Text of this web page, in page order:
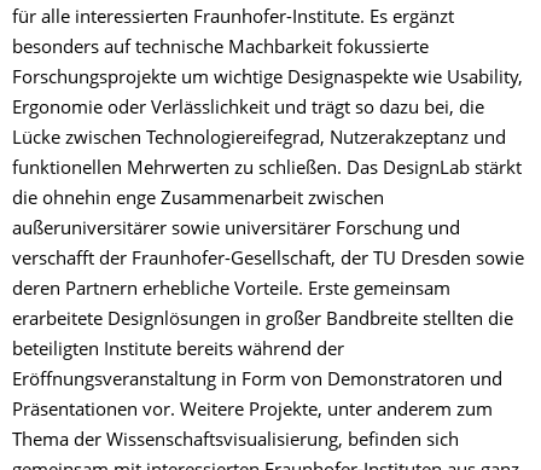
für alle interessierten Fraunhofer-Institute. Es ergänzt
besonders auf technische Machbarkeit fokussierte
Forschungsprojekte um wichtige Designaspekte wie Usability,
Ergonomie oder Verlässlichkeit und trägt so dazu bei, die
Lücke zwischen Technologiereifegrad, Nutzerakzeptanz und
funktionellen Mehrwerten zu schließen. Das DesignLab stärkt
die ohnehin enge Zusammenarbeit zwischen
außeruniversitärer sowie universitärer Forschung und
verschafft der Fraunhofer-Gesellschaft, der TU Dresden sowie
deren Partnern erhebliche Vorteile. Erste gemeinsam
erarbeitete Designlösungen in großer Bandbreite stellten die
beteiligten Institute bereits während der
Eröffnungsveranstaltung in Form von Demonstratoren und
Präsentationen vor. Weitere Projekte, unter anderem zum
Thema der Wissenschaftsvisualisierung, befinden sich